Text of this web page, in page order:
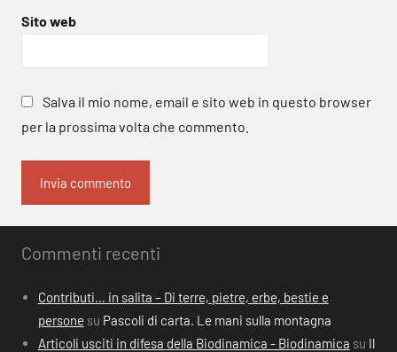
Sito web
Salva il mio nome, email e sito web in questo browser
per la prossima volta che commento.
Commenti recenti
Contributi… in salita – Di terre, pietre, erbe, bestie e
persone su Pascoli di carta. Le mani sulla montagna
Articoli usciti in difesa della Biodinamica - Biodinamica su Il